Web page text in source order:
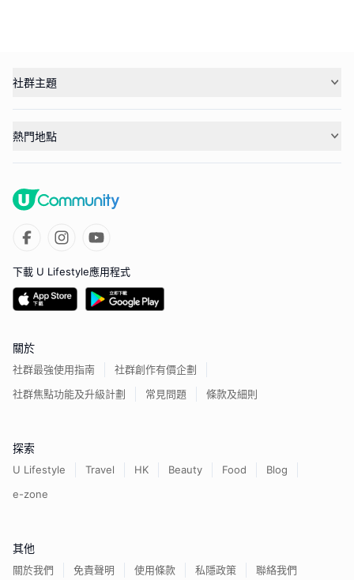
社群主題
熱門地點
下載 U Lifestyle應用程式
關於
社群最強使用指南
社群創作有價企劃
社群焦點功能及升級計劃
常見問題 條款及細則
探索
U Lifestyle Travel HK Beauty Food
Blog
e-zone
其他
關於我們 免責聲明 使用條款 私隱政策 聯絡我們